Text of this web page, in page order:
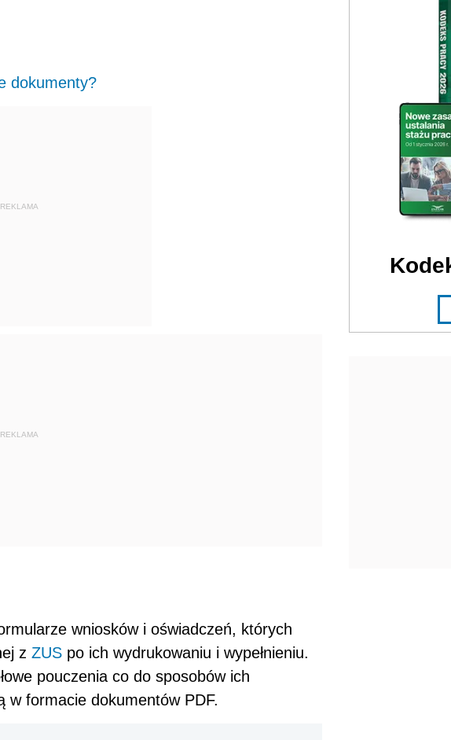
dokumenty?
REKLAMA
REKLAMA
wniosków i oświadczeń, których
z ZUS po ich wydrukowaniu i wypełnieniu.
pouczenia co do sposobów ich
w formacie dokumentów PDF.